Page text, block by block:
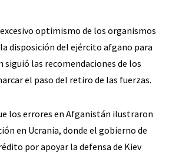
optimismo de los organismos
disposición del ejército afgano para
siguió las recomendaciones de los
el paso del retiro de las fuerzas.
los errores en Afganistán ilustraron
en Ucrania, donde el gobierno de
por apoyar la defensa de Kiev